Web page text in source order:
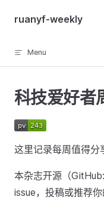
Skip to content
ruanyf-weekly
Menu
科技爱好者
这里记录每周值得分
本杂志开源（GitHub:
issue，投稿或推荐你